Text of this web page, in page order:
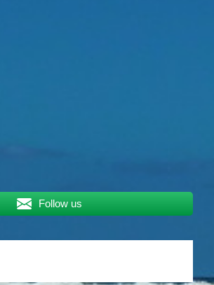
Follow us